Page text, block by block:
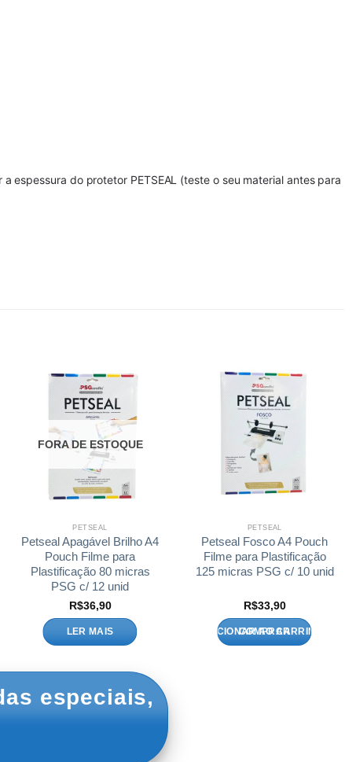
espessura do protetor PETSEAL (teste o seu material antes para
FORA DE ESTOQUE
PETSEAL
Petseal Apagável Brilho A4
Pouch Filme para
Plastificação 80 micras
PSG c/ 12 unid
R$36,90
LER MAIS
PETSEAL
Petseal Fosco A4 Pouch
Filme para Plastificação
125 micras PSG c/ 10 unid
R$33,90
ADICIONAR AO CARRINHO
especiais,